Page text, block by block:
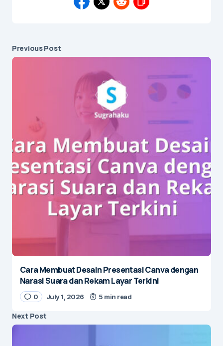
Previous Post
Cara Membuat Desain Presentasi Canva dengan
Narasi Suara dan Rekam Layar Terkini
0 July 1, 2026 5 min read
Next Post